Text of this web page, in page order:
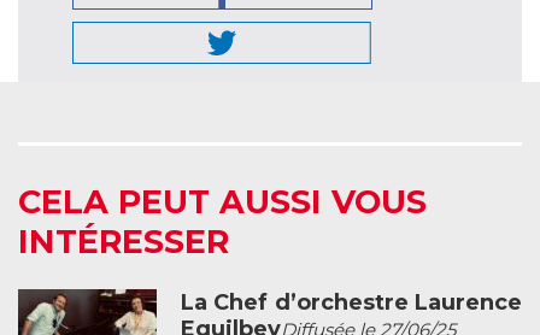
CELA PEUT AUSSI VOUS
INTÉRESSER
La Chef d’orchestre Laurence
EquilbeyDiffusée le 27/06/25